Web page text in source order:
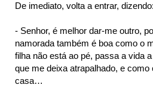
De imediato, volta a entrar, dizendo:
- Senhor, é melhor dar-me outro,
namorada também é boa como o
filha não está ao pé, passa a vida
que me deixa atrapalhado, e como
casa…